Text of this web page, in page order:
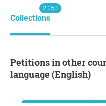
Collections
2,253
Petitions in other countries in the national
language (English)